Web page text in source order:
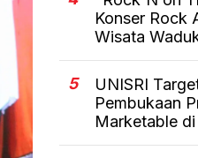
Konser Rock
Wisata
5
UNISRI
Pembukaan
Marketable